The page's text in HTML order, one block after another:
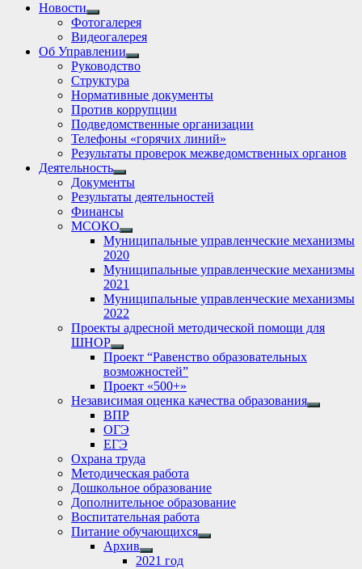
Новости
Show
sub
menu
Фотогалерея
Видеогалерея
Об Управлении
Show
sub
Руководство
Структура
Нормативные документы
Против коррупции
Подведомственные организации
Телефоны «горячих линий»
Результаты проверок межведомственных органов
Деятельность
Show
sub
menu
Документы
Результаты деятельностей
Финансы
МСОКО
Show
sub
menu
Муниципальные управленческие механизмы
2020
Муниципальные управленческие механизмы
2021
Муниципальные управленческие механизмы
2022
Проекты адресной методической помощи для
ШНОР
Show
sub
menu
Проект “Равенство образовательных
возможностей”
Проект «500+»
Независимая оценка качества образования
Show
ВПР
ОГЭ
ЕГЭ
Охрана труда
Методическая работа
Дошкольное образование
Дополнительное образование
Воспитательная работа
Питание обучающихся
Show
Архив
Show
2021 год